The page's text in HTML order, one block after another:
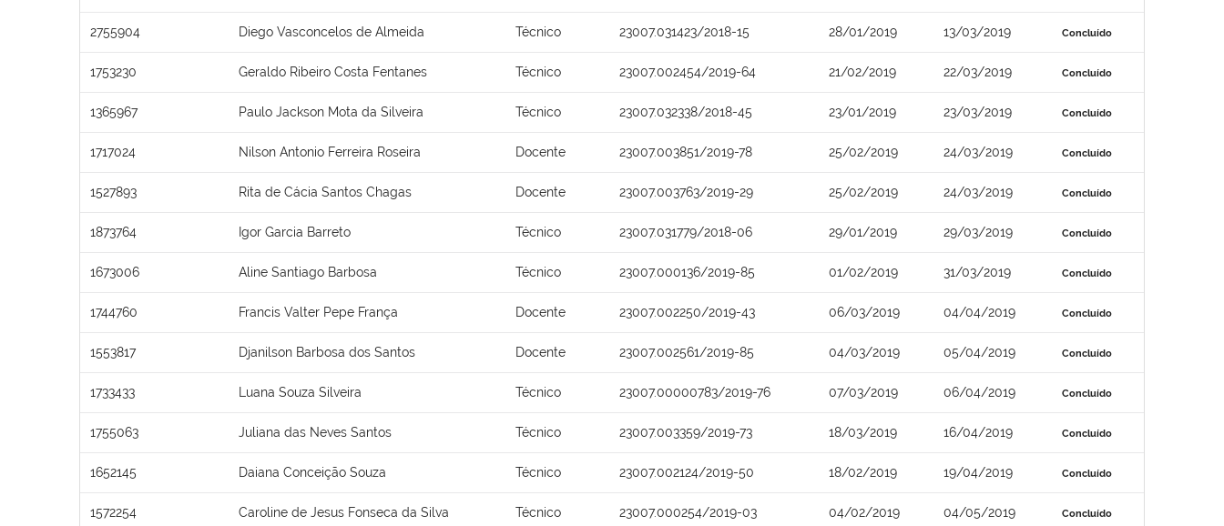
2755904 Diego Vasconcelos de Almeida Técnico 23007.031423/2018-15 28/01/2019 13/03/2019 Concluído
1753230 Geraldo Ribeiro Costa Fentanes Técnico 23007.002454/2019-64 21/02/2019 22/03/2019 Concluído
1365967 Paulo Jackson Mota da Silveira Técnico 23007.032338/2018-45 23/01/2019 23/03/2019 Concluído
1717024 Nilson Antonio Ferreira Roseira Docente 23007.003851/2019-78 25/02/2019 24/03/2019 Concluído
1527893 Rita de Cácia Santos Chagas Docente 23007.003763/2019-29 25/02/2019 24/03/2019 Concluído
1873764 Igor Garcia Barreto Técnico 23007.031779/2018-06 29/01/2019 29/03/2019 Concluído
1673006 Aline Santiago Barbosa Técnico 23007.000136/2019-85 01/02/2019 31/03/2019 Concluído
1744760 Francis Valter Pepe França Docente 23007.002250/2019-43 06/03/2019 04/04/2019 Concluído
1553817 Djanilson Barbosa dos Santos Docente 23007.002561/2019-85 04/03/2019 05/04/2019 Concluído
1733433 Luana Souza Silveira Técnico 23007.00000783/2019-76 07/03/2019 06/04/2019 Concluído
1755063 Juliana das Neves Santos Técnico 23007.003359/2019-73 18/03/2019 16/04/2019 Concluído
1652145 Daiana Conceição Souza Técnico 23007.002124/2019-50 18/02/2019 19/04/2019 Concluído
1572254 Caroline de Jesus Fonseca da Silva Técnico 23007.000254/2019-03 04/02/2019 04/05/2019 Concluído